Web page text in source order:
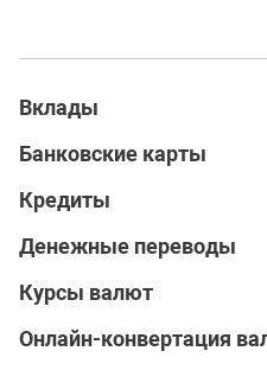
Вклады
Банковские карты
Кредиты
Денежные переводы
Курсы валют
Онлайн-конвертация